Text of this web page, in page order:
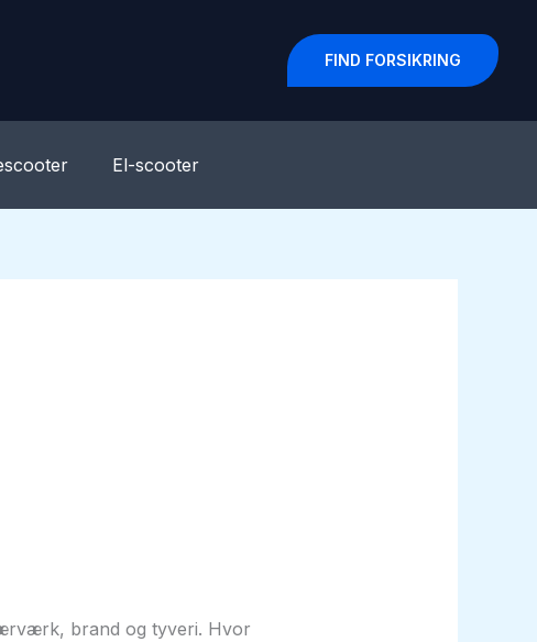
FIND FORSIKRING
El-scooter
– Den
brand og tyveri. Hvor